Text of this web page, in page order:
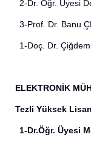
2-Dr. Öğr. Üyesi
3-Prof. Dr. Banu
1-Doç. Dr.
ELEKTRONİK
Tezli Yüksek
1-Dr.Öğr. Üyesi